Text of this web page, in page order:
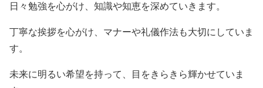
日々勉強を心がけ、知識や知恵を深めていきます。
丁寧な挨拶を心がけ、マナーや礼儀作法も大切にしていま
す。
未来に明るい希望を持って、目をきらきら輝かせていま